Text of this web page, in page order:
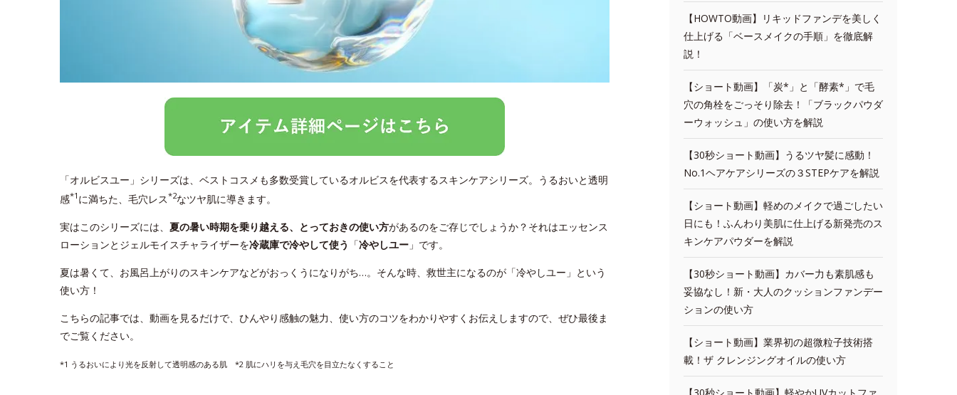
「オルビスユー」シリーズは、ベストコスメも多数受賞しているオルビスを代表するスキンケアシリーズ。うるおいと透明
感*1 に満ちた、毛穴レス*2なツヤ肌に導きます。
実はこのシリーズには、 夏の暑い時期を乗り越える、とっておきの使い方があるのをご存じでしょうか？それはエッセンス
ローションとジェルモイスチャライザーを冷蔵庫で冷やして使う 「冷やしユー 」です。
夏は暑くて、お風呂上がりのスキンケアなどがおっくうになりがち…。そんな時、救世主になるのが「冷やしユー」という
使い方！
こちらの記事では、動画を見るだけで、ひんやり感触の魅力、使い方のコツをわかりやすくお伝えしますので、ぜひ最後ま
でご覧ください。
*1 うるおいにより光を反射して透明感のある肌 *2 肌にハリを与え毛穴を目立たなくすること
【HOWTO動画】リキッドファンデを美しく
仕上げる「ベースメイクの手順」を徹底解
説！
【ショート動画】「炭*」と「酵素*」で毛
穴の角栓をごっそり除去！「ブラックパウダ
ーウォッシュ」の使い方を解説
【30秒ショート動画】うるツヤ髪に感動！
No.1ヘアケアシリーズの３STEPケアを解説
【ショート動画】軽めのメイクで過ごしたい
日にも！ふんわり美肌に仕上げる新発売のス
キンケアパウダーを解説
【30秒ショート動画】カバー力も素肌感も
妥協なし！新・大人のクッションファンデー
ションの使い方
【ショート動画】業界初の超微粒子技術搭
載！ザ クレンジングオイルの使い方